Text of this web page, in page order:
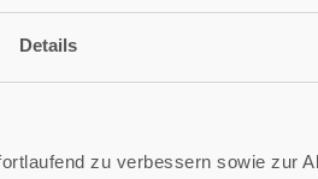
Details
zu verbessern sowie zur
Geburtstage